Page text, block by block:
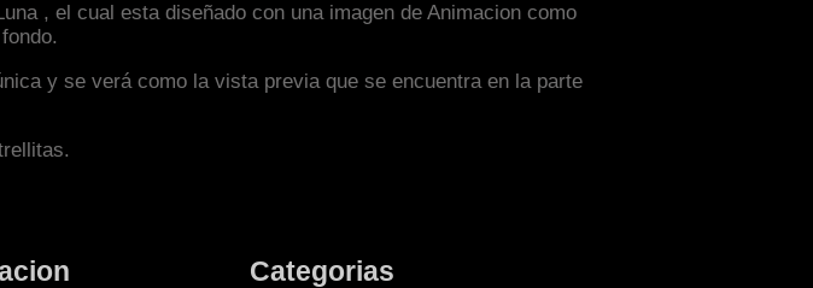
, el cual esta diseñado con una imagen de Animacion como
y se verá como la vista previa que se encuentra en la parte
Categorias